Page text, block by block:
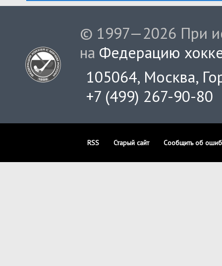
© 1997—2026 При
на Федерацию
105064, Москва,
+7 (499) 267-90-80
RSS Старый сайт Сообщить об